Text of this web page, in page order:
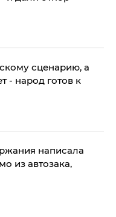
сценарию, а
- народ готов к
написала
из автозака,